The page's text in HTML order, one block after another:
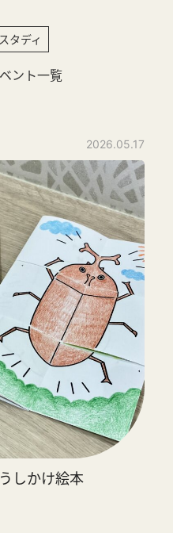
タディ
ント一覧
2026.05.17
しかけ絵本